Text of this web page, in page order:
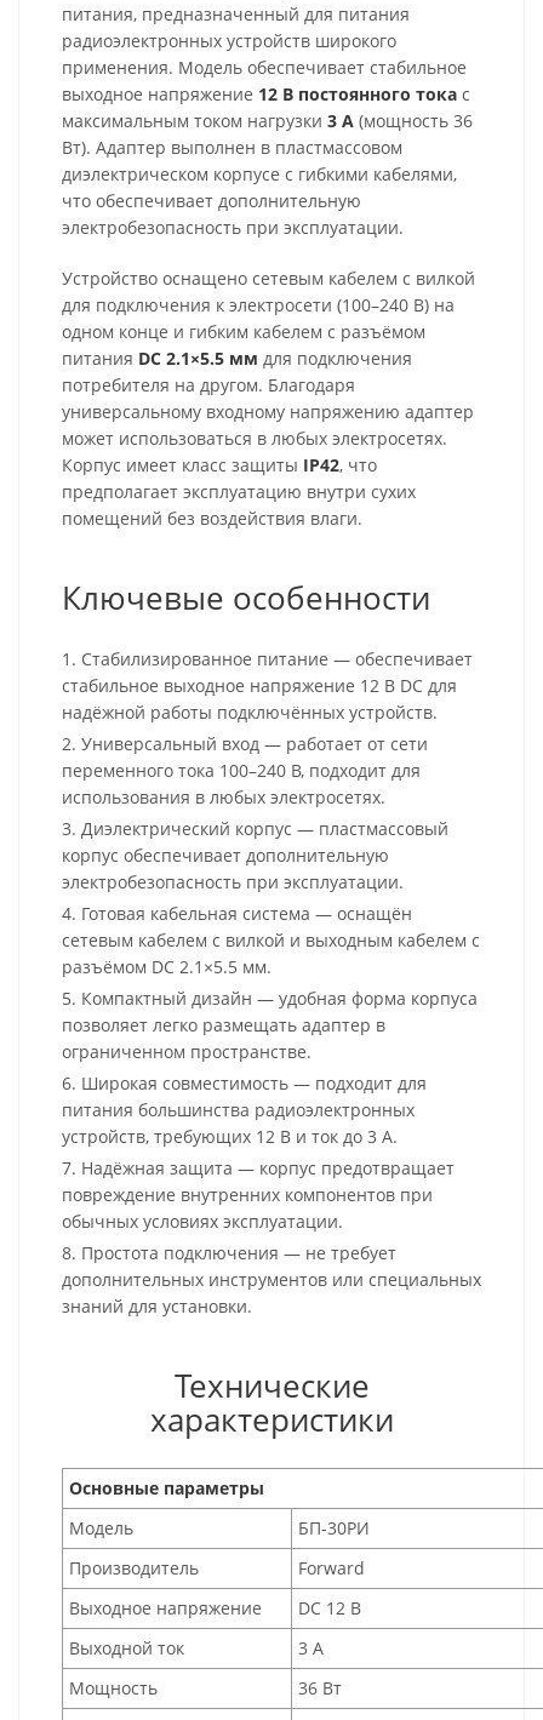
питания, предназначенный для питания
радиоэлектронных устройств широкого
применения. Модель обеспечивает стабильное
выходное напряжение 12 В постоянного тока с
максимальным током нагрузки 3 А (мощность 36
Вт). Адаптер выполнен в пластмассовом
диэлектрическом корпусе с гибкими кабелями,
что обеспечивает дополнительную
электробезопасность при эксплуатации.
Устройство оснащено сетевым кабелем с вилкой
для подключения к электросети (100–240 В) на
одном конце и гибким кабелем с разъёмом
питания DC 2.1×5.5 мм для подключения
потребителя на другом. Благодаря
универсальному входному напряжению адаптер
может использоваться в любых электросетях.
Корпус имеет класс защиты IP42, что
предполагает эксплуатацию внутри сухих
помещений без воздействия влаги.
Ключевые особенности
1. Стабилизированное питание — обеспечивает
стабильное выходное напряжение 12 В DC для
надёжной работы подключённых устройств.
2. Универсальный вход — работает от сети
переменного тока 100–240 В, подходит для
использования в любых электросетях.
3. Диэлектрический корпус — пластмассовый
корпус обеспечивает дополнительную
электробезопасность при эксплуатации.
4. Готовая кабельная система — оснащён
сетевым кабелем с вилкой и выходным кабелем с
разъёмом DC 2.1×5.5 мм.
5. Компактный дизайн — удобная форма корпуса
позволяет легко размещать адаптер в
ограниченном пространстве.
6. Широкая совместимость — подходит для
питания большинства радиоэлектронных
устройств, требующих 12 В и ток до 3 А.
7. Надёжная защита — корпус предотвращает
повреждение внутренних компонентов при
обычных условиях эксплуатации.
8. Простота подключения — не требует
дополнительных инструментов или специальных
знаний для установки.
Технические
характеристики
Основные параметры
Модель
БП-30РИ
Производитель
Forward
Выходное напряжение
DC 12 В
Выходной ток
3 А
Мощность
36 Вт